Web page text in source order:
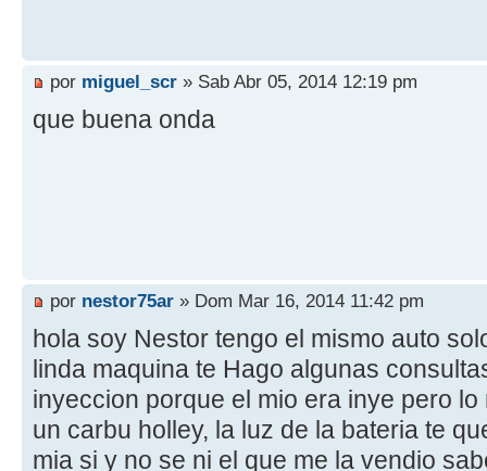
por miguel_scr » Sab Abr 05, 2014 12:19 pm
que buena onda
por nestor75ar » Dom Mar 16, 2014 11:42 pm
hola soy Nestor tengo el mismo auto
linda maquina te Hago algunas
inyeccion porque el mio era inye pero
un carbu holley, la luz de la bateria te
mia si y no se ni el que me la vendio